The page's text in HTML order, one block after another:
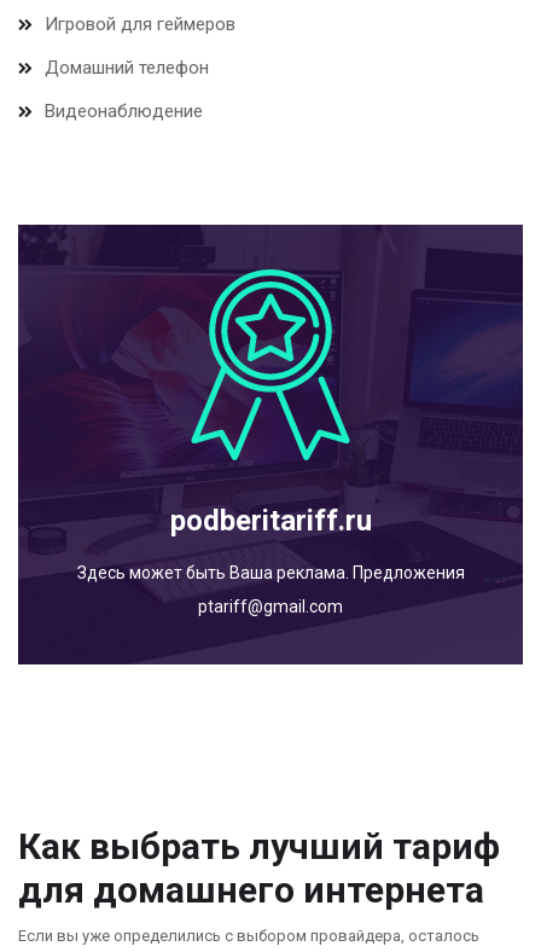
Игровой для геймеров
Домашний телефон
Видеонаблюдение
podberitariff.ru
Здесь может быть Ваша реклама. Предложения
ptariff@gmail.com
Как выбрать лучший тариф
для домашнего интернета
Если вы уже определились с выбором провайдера, осталось